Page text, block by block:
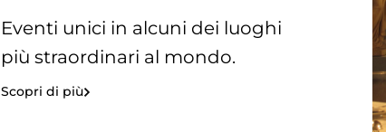
Eventi unici in alcuni dei luoghi
più straordinari al mondo.
Scopri di più